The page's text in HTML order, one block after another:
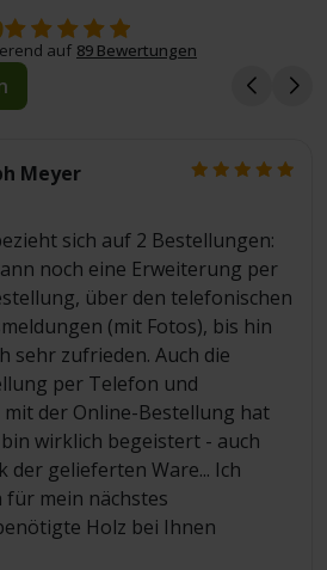
auf 89 Bewertungen
Meyer
sich auf 2 Bestellungen:
noch eine Erweiterung per
über den telefonischen
(mit Fotos), bis hin
sehr zufrieden. Auch die
per Telefon und
der Online-Bestellung hat
wirklich begeistert - auch
der gelieferten Ware... Ich
für mein nächstes
Holz bei Ihnen